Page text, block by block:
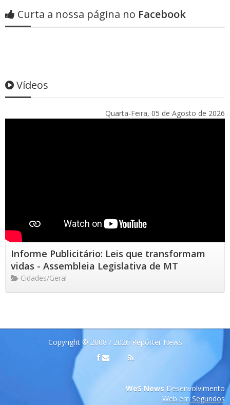
Curta a nossa página no Facebook
Vídeos
Quarta-Feira, 05 de Agosto de 2026
Informe Publicitário: Leis que transformam
vidas - Assembleia Legislativa de MT
Cidades/Geral
Copyright © 2008 / 2026 Repórter News
WeS News Desenvolvimento
Web em Segundos